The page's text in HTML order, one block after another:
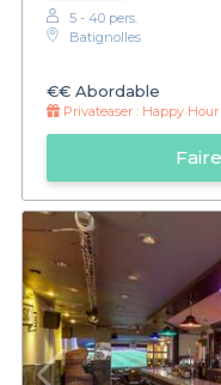
5 - 40 pers.
Batignolles
€€ Abordable
Privateaser : Happy